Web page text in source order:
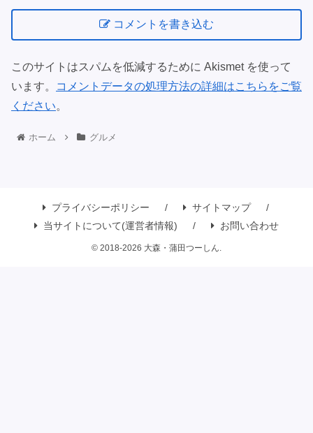
コメントを書き込む
このサイトはスパムを低減するために Akismet を使って
います。
コメントデータの処理方法の詳細はこちらをご覧
ください。
ホーム グルメ
プライバシーポリシー
サイトマップ
当サイトについて(運営者情報)
お問い合わせ
© 2018-2026 大森・蒲田つーしん.